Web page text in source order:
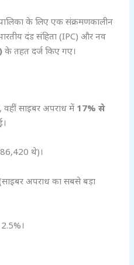
के लिए एक संक्रमणकालीन
दंड संहिता (IPC) और नव
के तहत दर्ज किए गए।
साइबर अपराध में 17%से
थे)।
अपराध का सबसे बड़ा